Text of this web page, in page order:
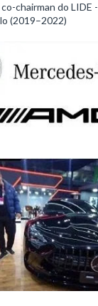
co-chairman do LIDE
(2019–2022)